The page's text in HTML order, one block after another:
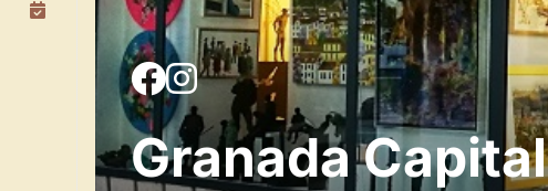
Granada Capital